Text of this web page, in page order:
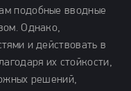
подобные вводные
Однако,
и действовать в
их стойкости,
решений,